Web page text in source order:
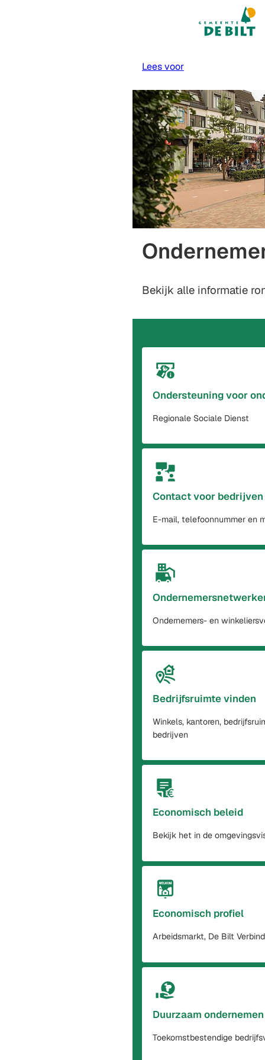
Mijn De Bilt
(Verwijst
Lees voor
Bekijk alle informatie
Ondersteuning voor
Regionale Sociale Dienst
Contact voor bedrijven
E-mail, telefoonnummer en
Ondernemers- en
Bedrijfsruimte vinden
Winkels, kantoren,
bedrijven
Economisch beleid
Bekijk het in de
Economisch profiel
Arbeidsmarkt, De Bilt
Duurzaam ondernemen
Toekomstbestendige